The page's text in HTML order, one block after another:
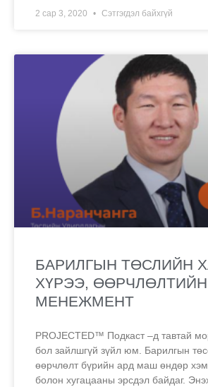
2 сар 3, 2020 Сэтгэгдэл байхгүй
БАРИЛГЫН ТӨСЛИЙН
ХҮРЭЭ, ӨӨРЧЛӨЛТИЙН
МЕНЕЖМЕНТ
PROJECTED™ Подкаст –д тавтай
бол зайлшгүй зүйл юм. Барилгын
өөрчлөлт бүрийн ард маш өндөр
болон хугацааны эрсдэл байдаг.